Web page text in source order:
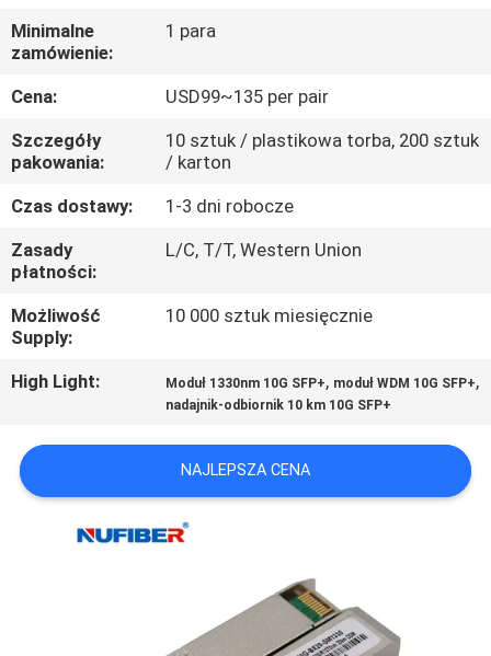
KONTROLA
JAKOŚCI
SKONTAKTUJ
SIĘ
Z
NAMI
AKTUALNOŚCI
POPROSIĆ
WYCENĘ
SITEMAP
PRYWATNOŚCI
Minimalne
zamówienie:
1 para
Cena:
USD99~135 per pair
Szczegóły
pakowania:
10 sztuk / plastikowa torba, 200 sztuk
/ karton
Czas dostawy:
1-3 dni robocze
Zasady
płatności:
L/C, T/T, Western Union
Możliwość
Supply:
10 000 sztuk miesięcznie
High Light: Moduł 1330nm 10G SFP+, moduł WDM 10G SFP+,
nadajnik-odbiornik 10 km 10G SFP+
NAJLEPSZA CENA